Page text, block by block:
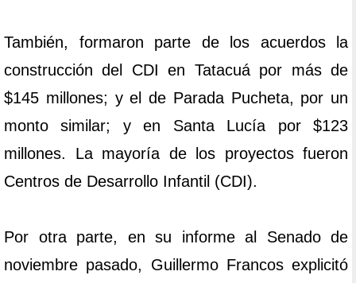
También, formaron parte de los acuerdos la
construcción del CDI en Tatacuá por más de
$145 millones; y el de Parada Pucheta, por un
monto similar; y en Santa Lucía por $123
millones. La mayoría de los proyectos fueron
Centros de Desarrollo Infantil (CDI).
Por otra parte, en su informe al Senado de
noviembre pasado, Guillermo Francos explicitó